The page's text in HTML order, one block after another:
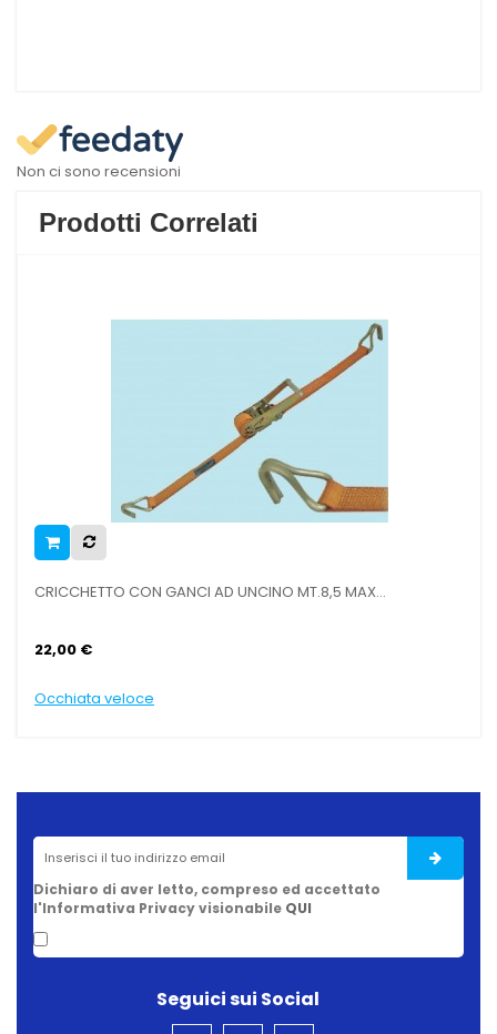
Non ci sono recensioni
Prodotti Correlati
MT.8,5 MAX... CRICCHETTO CON GANCIO AD
Dichiaro di aver letto, compreso ed accettato
l'Informativa Privacy visionabile QUI
Seguici sui Social